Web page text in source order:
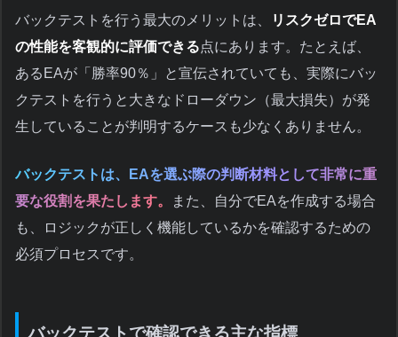
バックテストを行う最大のメリットは、
リスクゼロでEA
の性能を客観的に評価できる点にあります。たとえば、
あるEAが「勝率90％」と宣伝されていても、実際にバッ
クテストを行うと大きなドローダウン（最大損失）が発
生していることが判明するケースも少なくありません。
バックテストは、EAを選ぶ際の判断材料として非常に重
要な役割を果たします。
また、自分でEAを作成する場合
も、ロジックが正しく機能しているかを確認するための
必須プロセスです。
バックテストで確認できる主な指標